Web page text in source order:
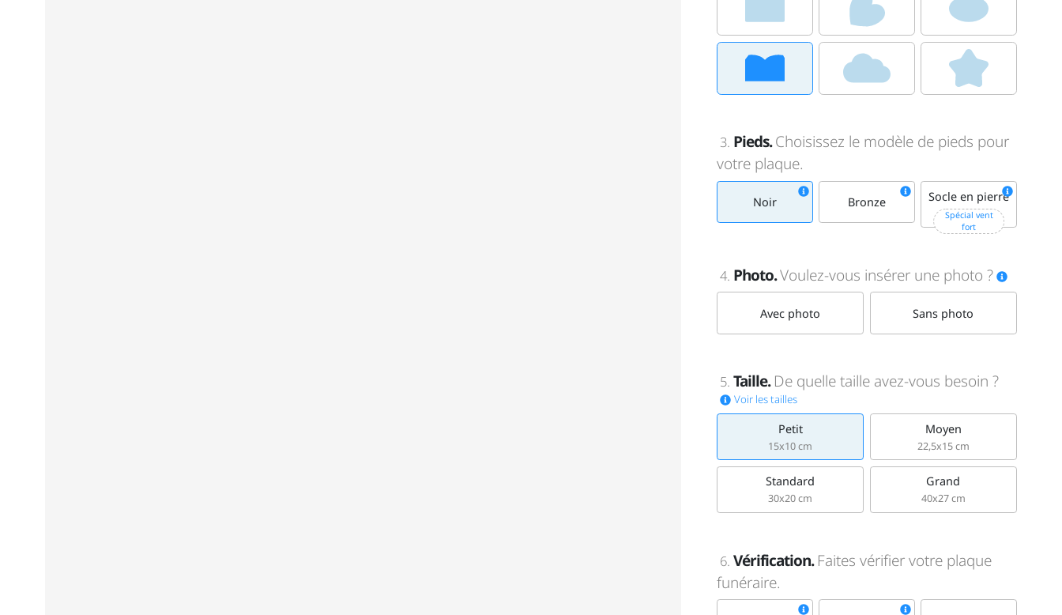
3. Pieds.Choisissez le modèle de pieds pour
votre plaque.
Noir Bronze Socle en pierre
+15€
Spécial vent
fort
4. Photo.Voulez-vous insérer une photo ?
Avec photo Sans photo
5. Taille. De quelle taille avez-vous besoin ?
Voir les tailles
Petit
15x10 cm
Moyen
22,5x15 cm
Standard
30x20 cm
Grand
40x27 cm
6. Vérification. Faites vérifier votre plaque
funéraire.